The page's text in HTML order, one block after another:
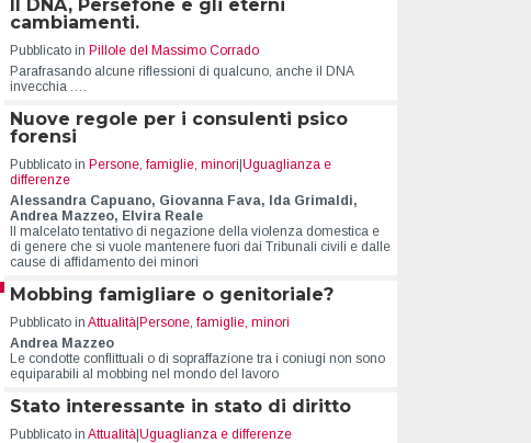
Il DNA, Persefone e gli eterni
cambiamenti.
Pubblicato in Pillole del Massimo Corrado
Parafrasando alcune riflessioni di qualcuno, anche il DNA
invecchia .…
Nuove regole per i consulenti psico
forensi
Pubblicato in Persone, famiglie, minori Uguaglianza e
differenze
Alessandra Capuano, Giovanna Fava, Ida Grimaldi,
Andrea Mazzeo, Elvira Reale
Il malcelato tentativo di negazione della violenza domestica e
di genere che si vuole mantenere fuori dai Tribunali civili e dalle
cause di affidamento dei minori
Mobbing famigliare o genitoriale?
Pubblicato in Attualità| Persone, famiglie, minori
Andrea Mazzeo
Le condotte conflittuali o di sopraffazione tra i coniugi non sono
equiparabili al mobbing nel mondo del lavoro
Stato interessante in stato di diritto
Pubblicato in Attualità| Uguaglianza e differenze